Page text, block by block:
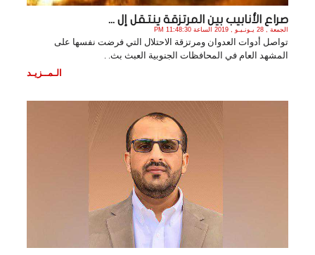
صراع الأنابيب بين المرتزقة ينتقل إل ...
الجمعة , 28 يـونـيـو , 2019 الساعة 11:48:30 PM
تواصل أدوات العدوان ومرتزقة الاحتلال التي فرضت نفسها على
المشهد العام في المحافظات الجنوبية العبث بث. .
الـمــزيـد